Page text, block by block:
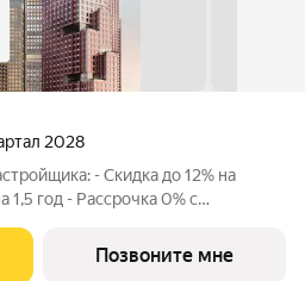
2028
- Скидка до 12% на
1,5 год - Рассрочка 0% с
без удорожания, ставка 4% -
Позвоните мне